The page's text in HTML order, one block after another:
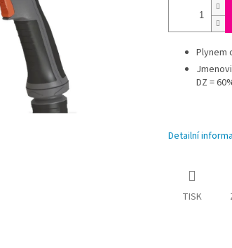
Plynem
DZ =
Detailní
TISK